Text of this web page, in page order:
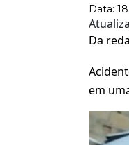
Data:
Da
em